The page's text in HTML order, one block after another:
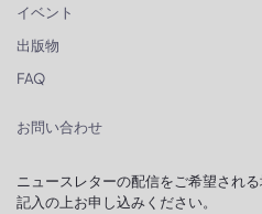
イベント
出版物
FAQ
お問い合わせ
ニュースレターの配信をご希望され
記入の上お申し込みください。